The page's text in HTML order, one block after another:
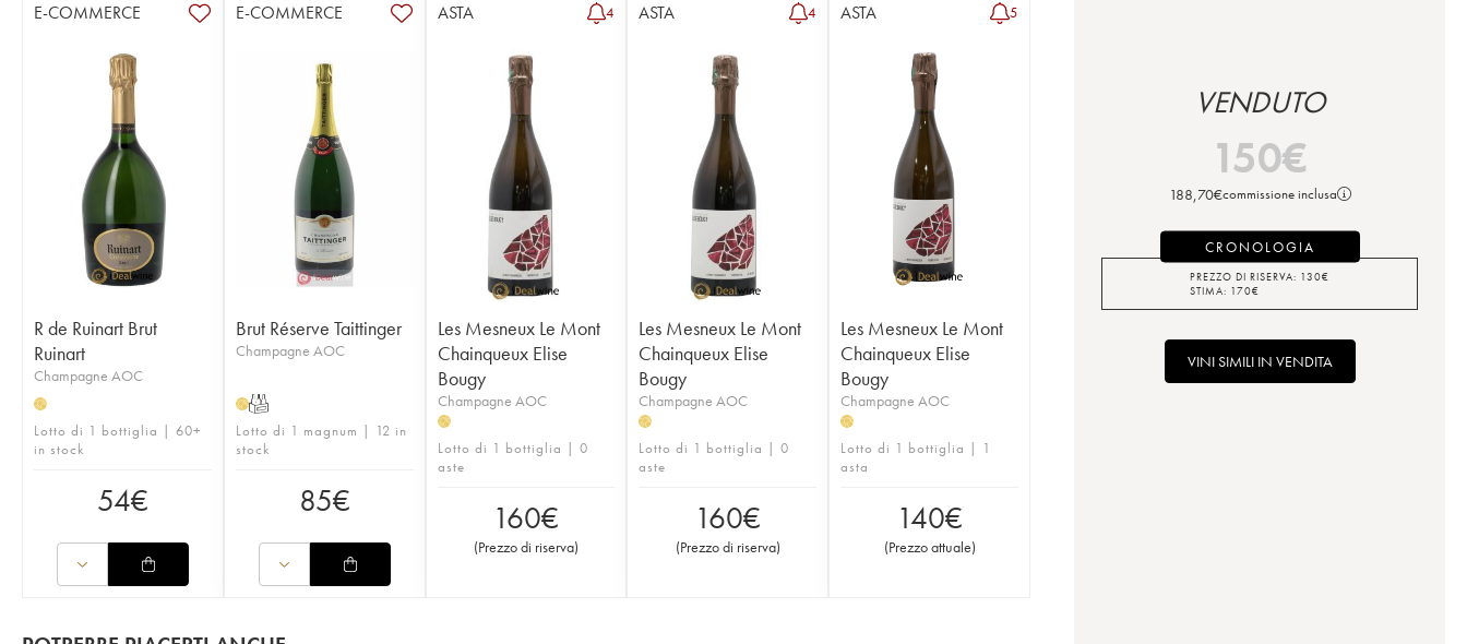
E-COMMERCE
R de Ruinart Brut
Ruinart
Champagne AOC
H
Lotto di 1 bottiglia | 60+
in stock
54€
E-COMMERCE
Brut Réserve Taittinger
Champagne AOC
HT
Lotto di 1 magnum | 12 in
stock
85€
ASTA 4
Les Mesneux Le Mont
Chainqueux Elise
Bougy
Champagne AOC
H
Lotto di 1 bottiglia | 0
aste
160€
(Prezzo di riserva)
ASTA 4
Les Mesneux Le Mont
Chainqueux Elise
Bougy
Champagne AOC
H
Lotto di 1 bottiglia | 0
aste
160€
(Prezzo di riserva)
ASTA 5
Les Mesneux Le Mont
Chainqueux Elise
Bougy
Champagne AOC
H
Lotto di 1 bottiglia | 1
asta
140€
(Prezzo attuale)
VENDUTO
150€
188,70€commissione inclusa
CRONOLOGIA
PREZZO DI RISERVA: 130€
STIMA: 170€
VINI SIMILI IN VENDITA